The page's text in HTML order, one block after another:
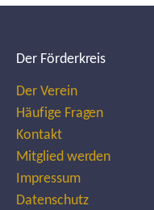
Der Förderkreis
Der Verein
Häufige Fragen
Kontakt
Mitglied werden
Impressum
Datenschutz